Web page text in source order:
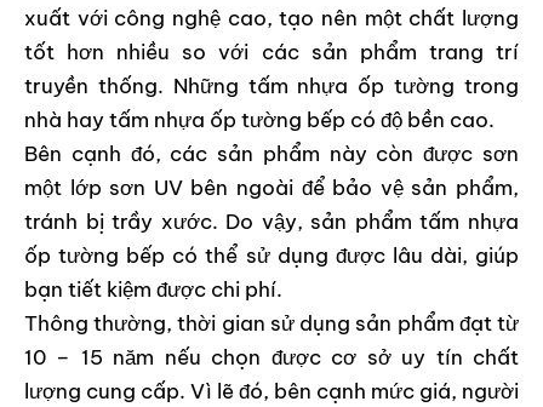
xuất với công nghệ cao, tạo nên một chất lượng
tốt hơn nhiều so với các sản phẩm trang trí
truyền thống. Những tấm nhựa ốp tường trong
nhà hay tấm nhựa ốp tường bếp có độ bền cao.
Bên cạnh đó, các sản phẩm này còn được sơn
một lớp sơn UV bên ngoài để bảo vệ sản phẩm,
tránh bị trầy xước. Do vậy, sản phẩm tấm nhựa
ốp tường bếp có thể sử dụng được lâu dài, giúp
bạn tiết kiệm được chi phí.
Thông thường, thời gian sử dụng sản phẩm đạt từ
10 – 15 năm nếu chọn được cơ sở uy tín chất
lượng cung cấp. Vì lẽ đó, bên cạnh mức giá, người